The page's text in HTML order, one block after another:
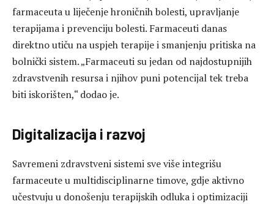
farmaceuta u liječenje hroničnih bolesti, upravljanje
terapijama i prevenciju bolesti. Farmaceuti danas
direktno utiču na uspjeh terapije i smanjenju pritiska na
bolnički sistem. „Farmaceuti su jedan od najdostupnijih
zdravstvenih resursa i njihov puni potencijal tek treba
biti iskorišten,“ dodao je.
Digitalizacija i razvoj
Savremeni zdravstveni sistemi sve više integrišu
farmaceute u multidisciplinarne timove, gdje aktivno
učestvuju u donošenju terapijskih odluka i optimizaciji